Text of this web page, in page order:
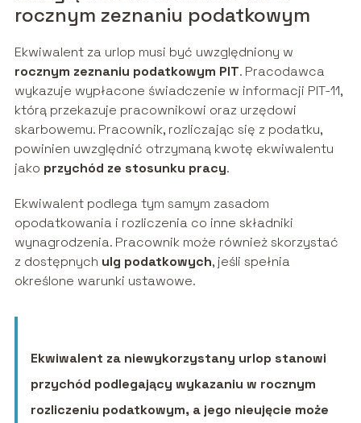
rocznym zeznaniu podatkowym
Ekwiwalent za urlop musi być uwzględniony w
rocznym zeznaniu podatkowym PIT. Pracodawca
wykazuje wypłacone świadczenie w informacji PIT-11,
którą przekazuje pracownikowi oraz urzędowi
skarbowemu. Pracownik, rozliczając się z podatku,
powinien uwzględnić otrzymaną kwotę ekwiwalentu
jako przychód ze stosunku pracy.
Ekwiwalent podlega tym samym zasadom
opodatkowania i rozliczenia co inne składniki
wynagrodzenia. Pracownik może również skorzystać
z dostępnych ulg podatkowych, jeśli spełnia
określone warunki ustawowe.
Ekwiwalent za niewykorzystany urlop stanowi
przychód podlegający wykazaniu w rocznym
rozliczeniu podatkowym, a jego nieujęcie może